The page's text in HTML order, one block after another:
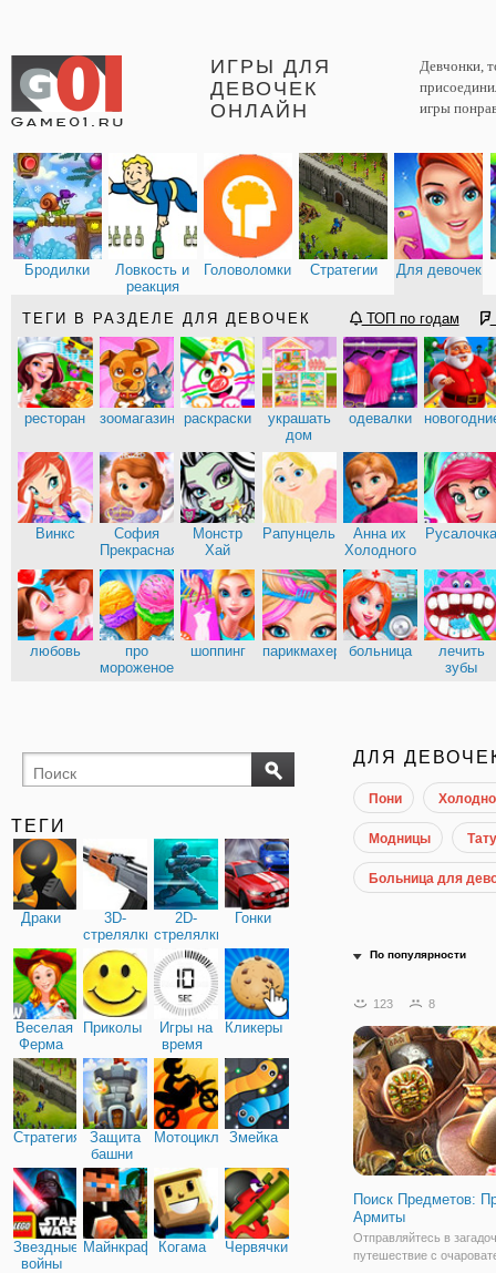
ИГРЫ ДЛЯ
ДЕВОЧЕК
ОНЛАЙН
Девчонки,
игры
Бродилки
Ловкость и
реакция
Головоломки Стратегии Для девочек
ТЕГИ В РАЗДЕЛЕ ДЛЯ ДЕВОЧЕК ТОП по годам
ресторан зоомагазин раскраски
украшать
дом
одевалки
Эльза из
Холодного
сердца
Кухня
Сары
Винкс
София
Прекрасная
Монстр
Хай
Рапунцель
Анна их
Холодного
сердца
любовь
про
мороженое
шоппинг парикмахерскиебольница
лечить
зубы
ТЕГИ
Драки
3D-
стрелялки
2D-
стрелялки
Гонки
Веселая
Ферма
Приколы
Игры на
время
Кликеры
Стратегия
Защита
башни
МотоциклыЗмейка
Звездные
войны
Майнкрафт Когама Червячки
ДЛЯ
Пони
Модницы
Больница для
По популярности
123 8
Поиск Предметов:
Армиты
Отправляйтесь в
путешествие с